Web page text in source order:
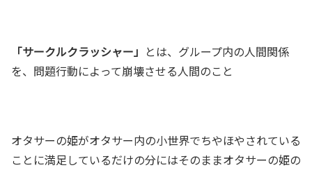
「サークルクラッシャー」 とは、グループ内の人間関係
を、問題行動によって崩壊させる人間のこと
オタサーの姫がオタサー内の小世界でちやほやされている
ことに満足しているだけの分にはそのままオタサーの姫の